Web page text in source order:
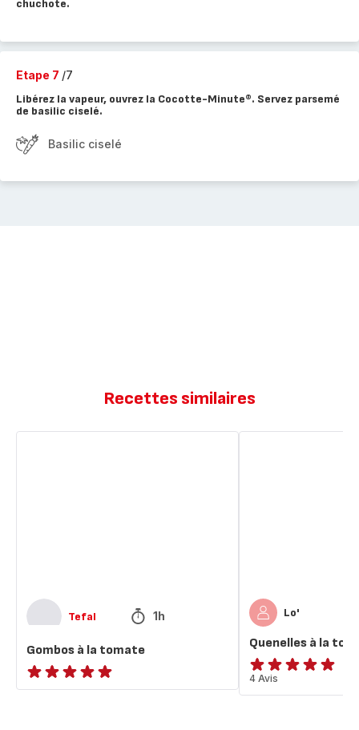
chuchote.
Etape 7 /7
Libérez la vapeur, ouvrez la Cocotte-Minute®. Servez parsemé
de basilic ciselé.
Basilic ciselé
Recettes similaires
Tefal 1h
Gombos à la tomate
ratings.NaN
Lo'
Quenelles à la
Avis
5
4 Avis